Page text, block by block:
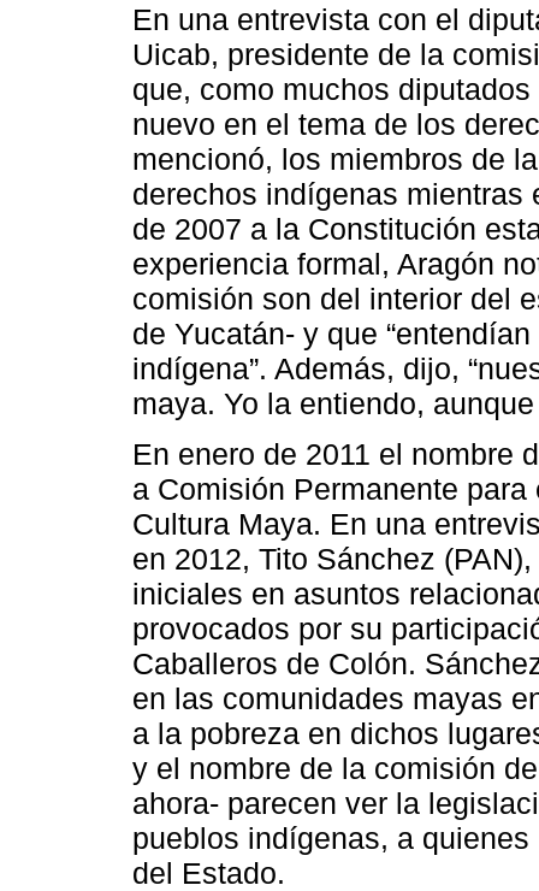
En una entrevista con el
Uicab, presidente de la
que, como muchos
nuevo en el tema de los
mencionó, los miembros de
derechos indígenas
de 2007 a la Constitución
experiencia formal, Aragón
comisión son del interior del
de Yucatán- y que
indígena”. Además, dijo,
maya. Yo la entiendo,
En enero de 2011 el nombre
a Comisión Permanente
Cultura Maya. En una
en 2012, Tito Sánchez
iniciales en asuntos
provocados por su
Caballeros de Colón.
en las comunidades mayas
a la pobreza en dichos
y el nombre de la comisión
ahora- parecen ver la
pueblos indígenas, a
del Estado.